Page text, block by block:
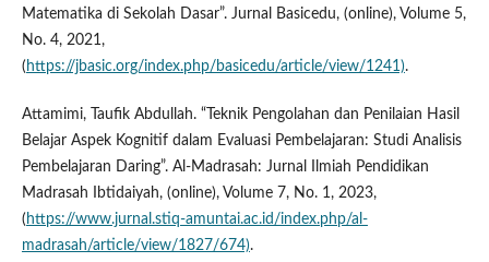
Matematika di Sekolah Dasar”. Jurnal Basicedu, (online), Volume 5,
No. 4, 2021,
( https://jbasic.org/index.php/basicedu/article/view/1241).
Attamimi, Taufik Abdullah. “Teknik Pengolahan dan Penilaian Hasil
Belajar Aspek Kognitif dalam Evaluasi Pembelajaran: Studi Analisis
Pembelajaran Daring”. Al-Madrasah: Jurnal Ilmiah Pendidikan
Madrasah Ibtidaiyah, (online), Volume 7, No. 1, 2023,
( https://www.jurnal.stiq-amuntai.ac.id/index.php/al-
madrasah/article/view/1827/674).